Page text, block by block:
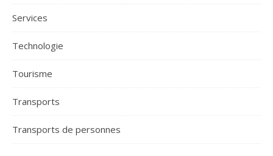
Services
Technologie
Tourisme
Transports
Transports de personnes